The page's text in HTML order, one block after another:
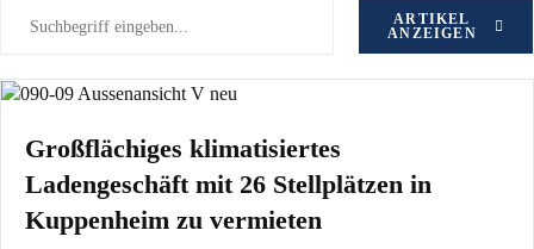
ARTIKEL
ANZEIGEN
Großflächiges klimatisiertes
Ladengeschäft mit 26 Stellplätzen in
Kuppenheim zu vermieten